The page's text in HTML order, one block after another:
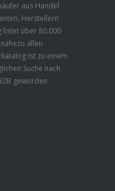
aus Handel
Herstellern
über 80.000
allen
ist zu einem
Suche nach
geworden.